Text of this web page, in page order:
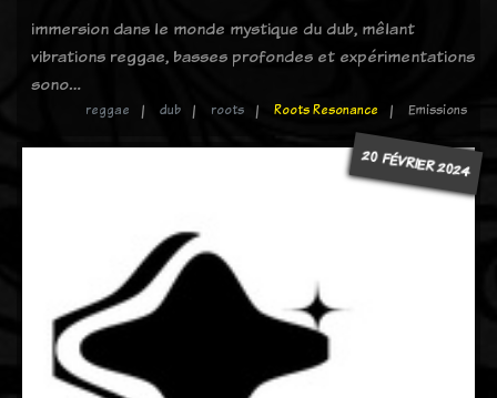
immersion dans le monde mystique du dub, mêlant
vibrations reggae, basses profondes et expérimentations
sono…
reggae dub roots Roots Resonance Emissions
20 FÉVRIER 2024